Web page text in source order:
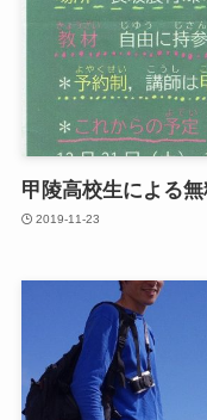
甲陵高校生による
2019-11-23